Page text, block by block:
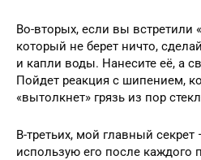
Во-вторых, если вы встретили
который не берет ничто,
и капли воды. Нанесите её, а
Пойдет реакция с шипением,
«вытолкнет» грязь из пор
В-третьих, мой главный
использую его после каждого